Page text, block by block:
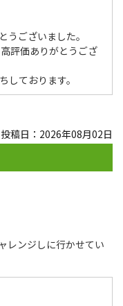
うございました。
評価ありがとうござ
しております。
投稿日：2026年08月02日
レンジしに行かせてい